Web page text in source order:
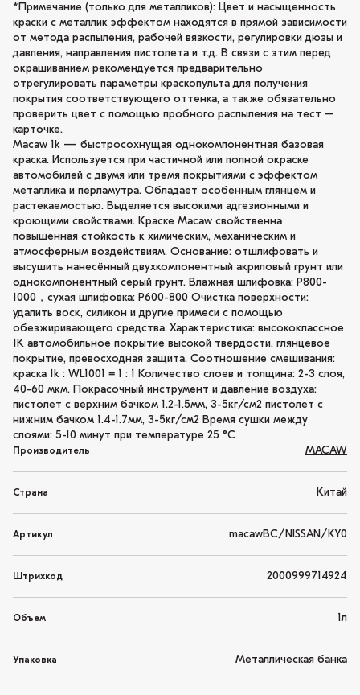
*Примечание (только для металликов): Цвет и насыщенность
краски с металлик эффектом находятся в прямой зависимости
от метода распыления, рабочей вязкости, регулировки дюзы и
давления, направления пистолета и т.д. В связи с этим перед
окрашиванием рекомендуется предварительно
отрегулировать параметры краскопульта для получения
покрытия соответствующего оттенка, а также обязательно
проверить цвет с помощью пробного распыления на тест –
карточке.
Macaw 1k — быстросохнущая однокомпонентная базовая
краска. Используется при частичной или полной окраске
автомобилей с двумя или тремя покрытиями с эффектом
металлика и перламутра. Обладает особенным глянцем и
растекаемостью. Выделяется высокими адгезионными и
кроющими свойствами. Краске Macaw свойственна
повышенная стойкость к химическим, механическим и
атмосферным воздействиям. Основание: отшлифовать и
высушить нанесённый двухкомпонентный акриловый грунт или
однокомпонентный серый грунт. Влажная шлифовка: P800-
1000，сухая шлифовка: P600-800 Очистка поверхности:
удалить воск, силикон и другие примеси с помощью
обезжиривающего средства. Характеристика: высококлассное
1K автомобильное покрытие высокой твердости, глянцевое
покрытие, превосходная защита. Соотношение смешивания:
краска 1k : WL1001 = 1 : 1 Количество слоев и толщина: 2-3 слоя,
40-60 мкм. Покрасочный инструмент и давление воздуха:
пистолет с верхним бачком 1.2-1.5мм, 3-5кг/см2 пистолет с
нижним бачком 1.4-1.7мм, 3-5кг/см2 Время сушки между
слоями: 5-10 минут при температуре 25 °C
Производитель MACAW
Страна Китай
Артикул macawBC/NISSAN/KY0
Штрихкод 2000999714924
Объем 1л
Упаковка Металлическая банка